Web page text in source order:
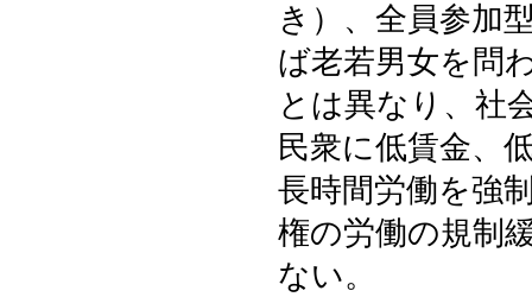
き）、全員参加
ば老若男女を問
とは異なり、社
民衆に低賃金、
長時間労働を強
権の労働の規制
ない。